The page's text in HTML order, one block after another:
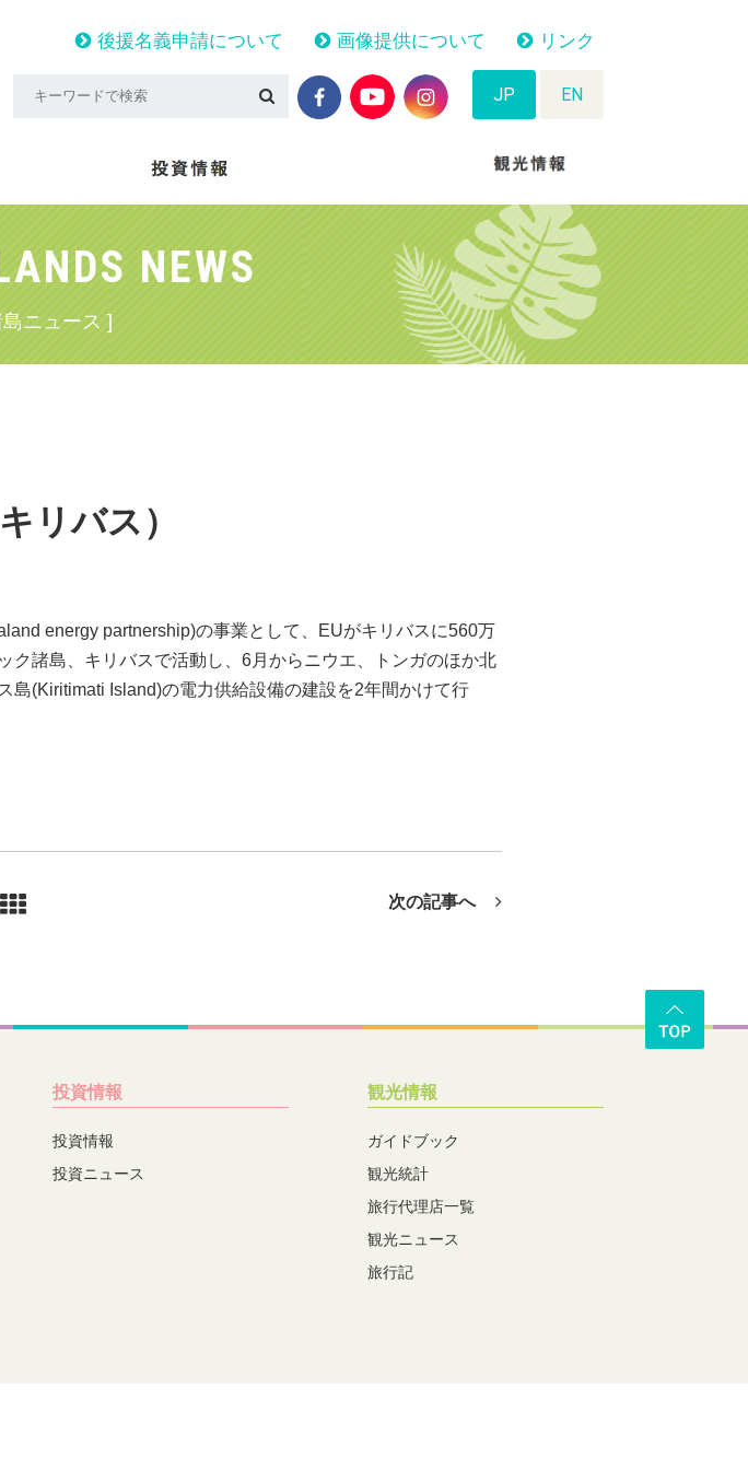
後援名義申請について 画像提供について リンク
JP EN
NEWS
ニュース ]
リバス）
energy partnership)の事業として、EUがキリバスに560万
諸島、キリバスで活動し、6月からニウエ、トンガのほか北
島(Kiritimati Island)の電力供給設備の建設を2年間かけて行
次の記事へ
投資情報
投資情報
投資ニュース
観光情報
ガイドブック
観光統計
旅行代理店一覧
観光ニュース
旅行記